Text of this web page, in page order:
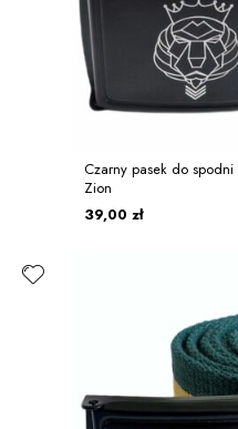
Czarny pasek do
Zion
39,00 zł